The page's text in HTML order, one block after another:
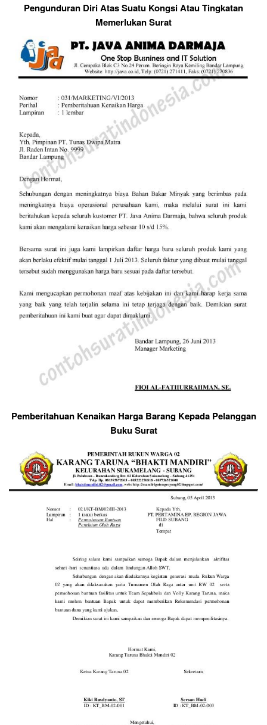
Pengunduran Diri Atas Suatu Kongsi Atau Tingkatan
Memerlukan Surat
Pemberitahuan Kenaikan Harga Barang Kepada Pelanggan
Buku Surat